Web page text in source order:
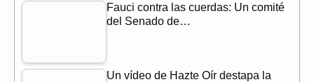
Fauci contra las cuerdas: Un comité
del Senado de…
Un vídeo de Hazte Oír destapa la